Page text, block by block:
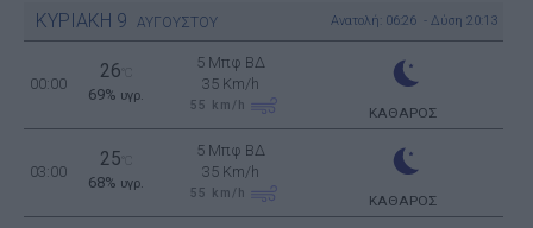
ΚΥΡΙΑΚΗ 9 ΑΥΓΟΥΣΤΟΥ Ανατολή: 06:26 - Δύση 20:13
00:00
26
69% υγρ.
5 Μπφ ΒΔ
35 Km/h
55 km/h ΚΑΘΑΡΟΣ
03:00
25
68% υγρ.
5 Μπφ ΒΔ
35 Km/h
55 km/h ΚΑΘΑΡΟΣ